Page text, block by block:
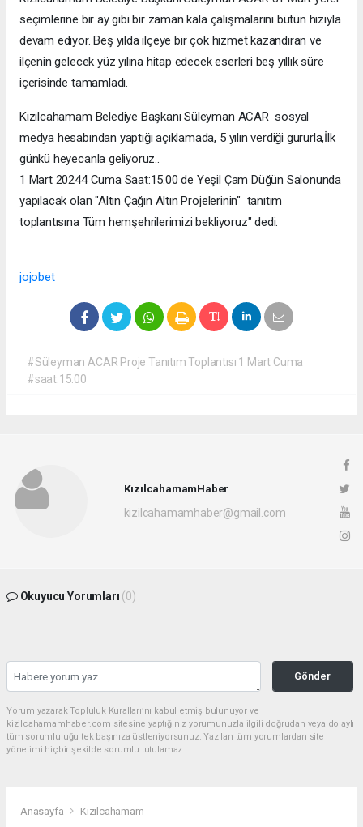
seçimlerine bir ay gibi bir zaman kala çalışmalarını bütün hızıyla
devam ediyor. Beş yılda ilçeye bir çok hizmet kazandıran ve
ilçenin gelecek yüz yılına hitap edecek eserleri beş yıllık süre
içerisinde tamamladı.
Kızılcahamam Belediye Başkanı Süleyman ACAR sosyal
medya hesabından yaptığı açıklamada, 5 yılın verdiği gururla,İlk
günkü heyecanla geliyoruz..
1 Mart 20244 Cuma Saat:15.00 de Yeşil Çam Düğün Salonunda
yapılacak olan "Altın Çağın Altın Projelerinin" tanıtım
toplantısına Tüm hemşehrilerimizi bekliyoruz" dedi.
jojobet
#Süleyman ACAR Proje Tanıtım Toplantısı 1 Mart Cuma
#saat:15.00
KızılcahamamHaber
kizilcahamamhaber@gmail.com
Okuyucu Yorumları (0)
Gönder
Yorum yazarak Topluluk Kuralları’nı kabul etmiş bulunuyor ve
kizilcahamamhaber.com sitesine yaptığınız yorumunuzla ilgili doğrudan veya dolaylı
tüm sorumluluğu tek başınıza üstleniyorsunuz. Yazılan tüm yorumlardan site
yönetimi hiçbir şekilde sorumlu tutulamaz.
Anasayfa Kızılcahamam